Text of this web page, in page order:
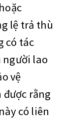
lệ trả thù
có tác
người lao
vệ
rằng
có liên